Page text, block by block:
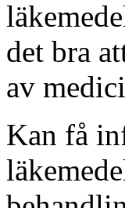
det bra
av
Kan få